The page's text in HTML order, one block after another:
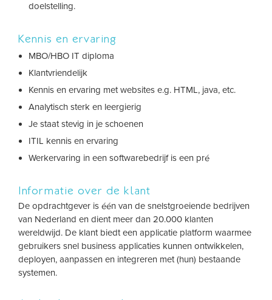
doelstelling.
Kennis en ervaring
MBO/HBO IT diploma
Klantvriendelijk
Kennis en ervaring met websites e.g. HTML, java, etc.
Analytisch sterk en leergierig
Je staat stevig in je schoenen
ITIL kennis en ervaring
Werkervaring in een softwarebedrijf is een pré
Informatie over de klant
De opdrachtgever is één van de snelstgroeiende bedrijven
van Nederland en dient meer dan 20.000 klanten
wereldwijd. De klant biedt een applicatie platform waarmee
gebruikers snel business applicaties kunnen ontwikkelen,
deployen, aanpassen en integreren met (hun) bestaande
systemen.